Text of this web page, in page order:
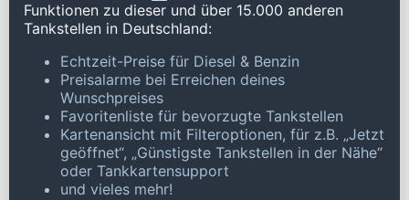
Funktionen zu dieser und über 15.000 anderen
Tankstellen in Deutschland:
Echtzeit-Preise für Diesel & Benzin
Preisalarme bei Erreichen deines
Wunschpreises
Favoritenliste für bevorzugte Tankstellen
Kartenansicht mit Filteroptionen, für z.B. „Jetzt
geöffnet“, „Günstigste Tankstellen in der Nähe“
oder Tankkartensupport
und vieles mehr!